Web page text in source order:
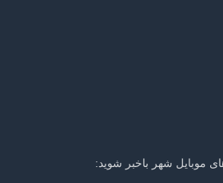
موبایل شهر باخبر شوید: